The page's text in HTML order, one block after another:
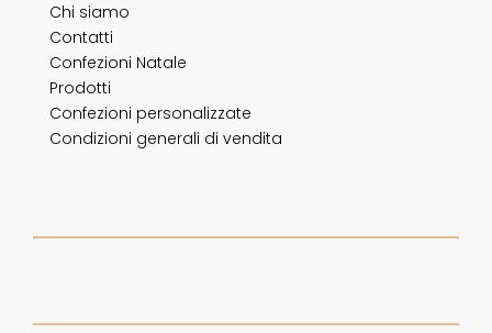
Chi siamo
Contatti
Confezioni Natale
Prodotti
Confezioni personalizzate
Condizioni generali di vendita